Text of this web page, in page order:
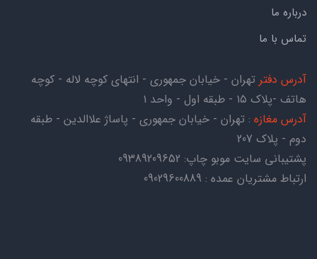
درباره ما
تماس با ما
آدرس دفتر تهران - خیابان جمهوری - انتهای کوچه لاله - کوچه
هاتف -پلاک ۱۵ - طبقه اول - واحد ۱
آدرس مغازه : تهران - خیابان جمهوری - پاساژ علاالدین - طبقه
دوم - پلاک 207
پشتیبانی سایت موبو چاپ: 09389209652
ارتباط مشتریان عمده : 09029600889